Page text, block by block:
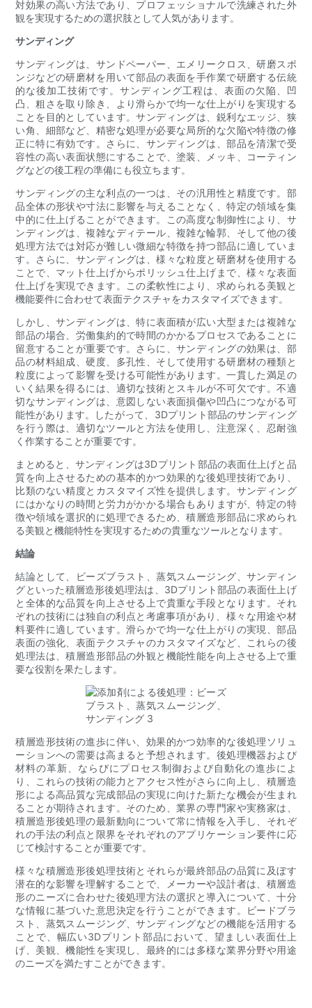
対効果の高い方法であり、プロフェッショナルで洗練された外
観を実現するための選択肢として人気があります。
サンディング
サンディングは、サンドペーパー、エメリークロス、研磨スポ
ンジなどの研磨材を用いて部品の表面を手作業で研磨する伝統
的な後加工技術です。サンディング工程は、表面の欠陥、凹
凸、粗さを取り除き、より滑らかで均一な仕上がりを実現する
ことを目的としています。サンディングは、鋭利なエッジ、狭
い角、細部など、精密な処理が必要な局所的な欠陥や特徴の修
正に特に有効です。さらに、サンディングは、部品を清潔で受
容性の高い表面状態にすることで、塗装、メッキ、コーティン
グなどの後工程の準備にも役立ちます。
サンディングの主な利点の一つは、その汎用性と精度です。部
品全体の形状や寸法に影響を与えることなく、特定の領域を集
中的に仕上げることができます。この高度な制御性により、サ
ンディングは、複雑なディテール、複雑な輪郭、そして他の後
処理方法では対応が難しい微細な特徴を持つ部品に適していま
す。さらに、サンディングは、様々な粒度と研磨材を使用する
ことで、マット仕上げからポリッシュ仕上げまで、様々な表面
仕上げを実現できます。この柔軟性により、求められる美観と
機能要件に合わせて表面テクスチャをカスタマイズできます。
しかし、サンディングは、特に表面積が広い大型または複雑な
部品の場合、労働集約的で時間のかかるプロセスであることに
留意することが重要です。さらに、サンディングの効果は、部
品の材料組成、硬度、多孔性、そして使用する研磨材の種類と
粒度によって影響を受ける可能性があります。一貫した満足の
いく結果を得るには、適切な技術とスキルが不可欠です。不適
切なサンディングは、意図しない表面損傷や凹凸につながる可
能性があります。したがって、3Dプリント部品のサンディング
を行う際は、適切なツールと方法を使用し、注意深く、忍耐強
く作業することが重要です。
まとめると、サンディングは3Dプリント部品の表面仕上げと品
質を向上させるための基本的かつ効果的な後処理技術であり、
比類のない精度とカスタマイズ性を提供します。サンディング
にはかなりの時間と労力がかかる場合もありますが、特定の特
徴や領域を選択的に処理できるため、積層造形部品に求められ
る美観と機能特性を実現するための貴重なツールとなります。
結論
結論として、ビーズブラスト、蒸気スムージング、サンディン
グといった積層造形後処理法は、3Dプリント部品の表面仕上げ
と全体的な品質を向上させる上で貴重な手段となります。それ
ぞれの技術には独自の利点と考慮事項があり、様々な用途や​​材
料要件に適しています。滑らかで均一な仕上がりの実現、部品
表面の強化、表面テクスチャのカスタマイズなど、これらの後
処理法は、積層造形部品の外観と機能性能を向上させる上で重
要な役割を果たします。
積層造形技術の進歩に伴い、効果的かつ効率的な後処理ソリュ
ーションへの需要は高まると予想されます。後処理機器および
材料の革新、ならびにプロセス制御および自動化の進歩によ
り、これらの技術の能力とアクセス性がさらに向上し、積層造
形による高品質な完成部品の実現に向けた新たな機会が生まれ
ることが期待されます。そのため、業界の専門家や実務家は、
積層造形後処理の最新動向について常に情報を入手し、それぞ
れの手法の利点と限界をそれぞれのアプリケーション要件に応
じて検討することが重要です。
様々な積層造形後処理技術とそれらが最終部品の品質に及ぼす
潜在的な影響を理解することで、メーカーや設計者は、積層造
形のニーズに合わせた後処理方法の選択と導入について、十分
な情報に基づいた意思決定を行うことができます。ビードブラ
スト、蒸気スムージング、サンディングなどの機能を活用する
ことで、幅広い3Dプリント部品において、望ましい表面仕上
げ、美観、機能性を実現し、最終的には多様な業界分野や用途
のニーズを満たすことができます。